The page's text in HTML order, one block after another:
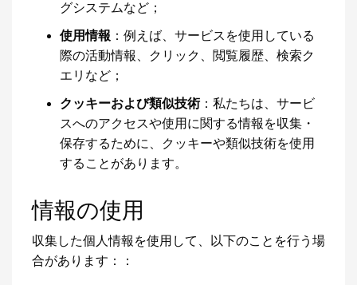
グシステムなど；
使用情報 ：例えば、サービスを使用している
際の活動情報、クリック、閲覧履歴、検索ク
エリなど；
クッキーおよび類似技術：私たちは、サービ
スへのアクセスや使用に関する情報を収集・
保存するために、クッキーや類似技術を使用
することがあります。
情報の使用
収集した個人情報を使用して、以下のことを行う場
合があります：：